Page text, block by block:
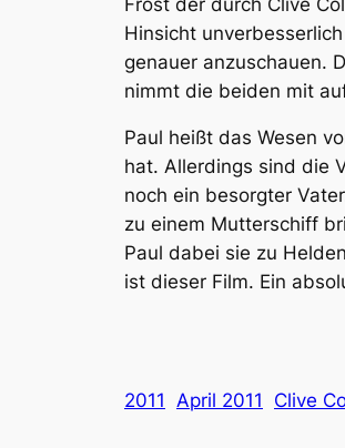
Hinsicht
genauer anzuschauen.
nimmt die beiden mit
Paul heißt das Wesen
hat. Allerdings sind die
noch ein besorgter
zu einem Mutterschiff
Paul dabei sie zu
ist dieser Film. Ein
2011 April 2011 Clive